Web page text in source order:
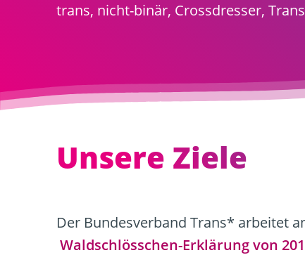
trans, nicht-binär, Crossdresser,
Unsere Ziele
Der Bundesverband Trans* arbeitet
Waldschlösschen-Erklärung von